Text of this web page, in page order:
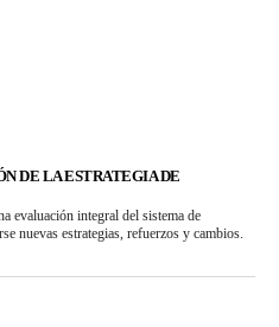
DE LA ESTRATEGIA DE
evaluación integral del sistema de
nuevas estrategias, refuerzos y cambios.